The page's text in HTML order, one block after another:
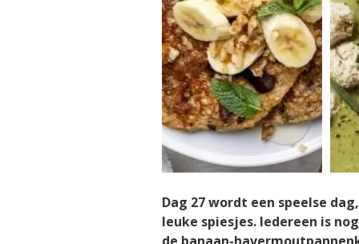
Dag 27 wordt een speelse
leuke spiesjes. Iedereen is